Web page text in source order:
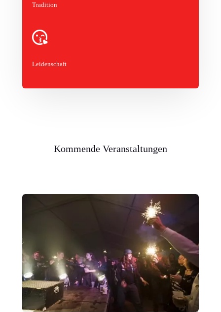
Tradition

Leidenschaft
Kommende Veranstaltungen